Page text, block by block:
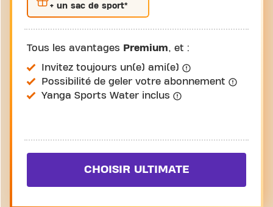
+ un sac de sport*
Tous les avantages Premium, et :
Invitez toujours un(e) ami(e)
Possibilité de geler votre abonnement
Yanga Sports Water inclus
CHOISIR ULTIMATE